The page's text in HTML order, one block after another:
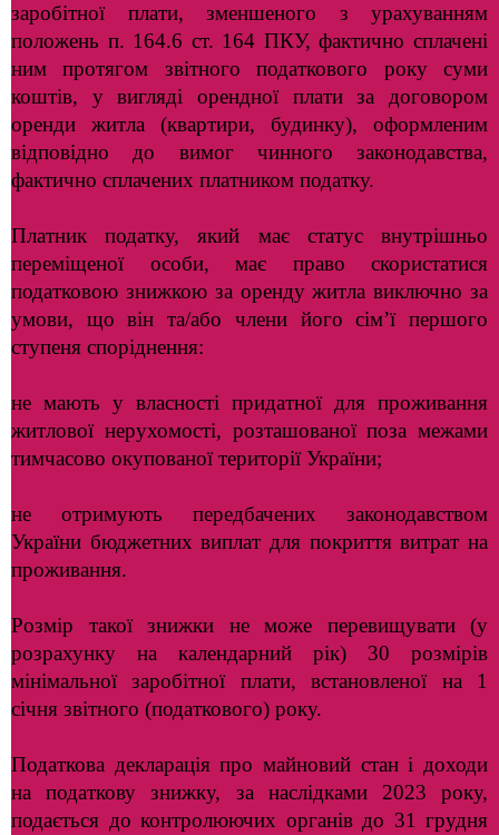
заробітної плати, зменшеного з урахуванням
положень п. 164.6 ст. 164 ПКУ, фактично сплачені
ним протягом звітного податкового року суми
коштів, у вигляді орендної плати за договором
оренди житла (квартири, будинку), оформленим
відповідно до вимог чинного законодавства,
фактично сплачених платником податку.
Платник податку, який має статус внутрішньо
переміщеної особи, має право скористатися
податковою знижкою за оренду житла виключно за
умови, що він та/або члени його сім’ї першого
ступеня споріднення:
не мають у власності придатної для проживання
житлової нерухомості, розташованої поза межами
тимчасово окупованої території України;
не отримують передбачених законодавством
України бюджетних виплат для покриття витрат на
проживання.
Розмір такої знижки не може перевищувати (у
розрахунку на календарний рік) 30 розмірів
мінімальної заробітної плати, встановленої на 1
січня звітного (податкового) року.
Податкова декларація про майновий стан і доходи
на податкову знижку, за наслідками 2023 року,
подається до контролюючих органів до 31 грудня